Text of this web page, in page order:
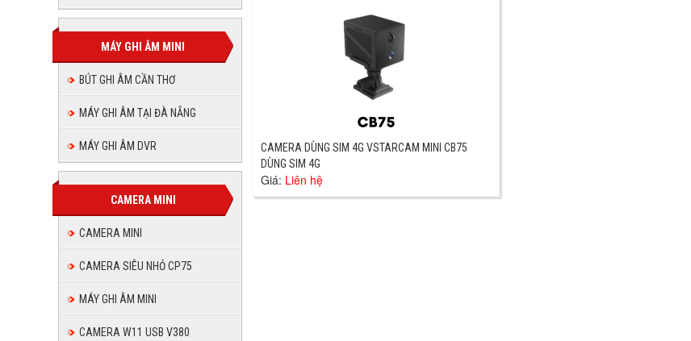
MÁY GHI ÂM MINI
BÚT GHI ÂM CẦN THƠ
MÁY GHI ÂM TẠI ĐÀ NẴNG
MÁY GHI ÂM DVR
CAMERA MINI
CAMERA MINI
CAMERA SIÊU NHỎ CP75
MÁY GHI ÂM MINI
CAMERA W11 USB V380
CAMERA DÙNG SIM 4G VSTARCAM MINI CB75
DÙNG SIM 4G
Giá: Liên hệ